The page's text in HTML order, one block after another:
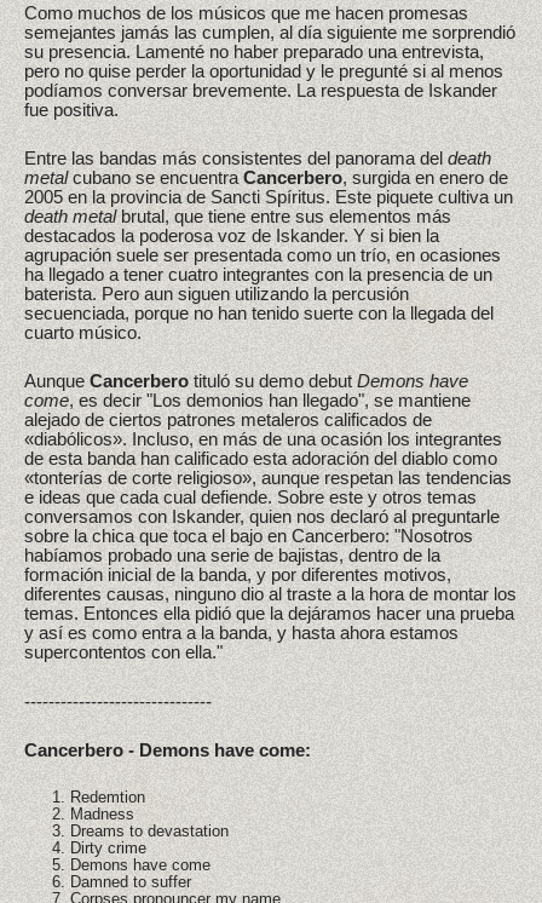
Como muchos de los músicos que me hacen promesas
semejantes jamás las cumplen, al día siguiente me sorprendió
su presencia. Lamenté no haber preparado una entrevista,
pero no quise perder la oportunidad y le pregunté si al menos
podíamos conversar brevemente. La respuesta de Iskander
fue positiva.
Entre las bandas más consistentes del panorama deldeath
metalcubano se encuentraCancerbero, surgida en enero de
2005 en la provincia de Sancti Spíritus. Este piquete cultiva un
death metalbrutal, que tiene entre sus elementos más
destacados la poderosa voz de Iskander. Y si bien la
agrupación suele ser presentada como un trío, en ocasiones
ha llegado a tener cuatro integrantes con la presencia de un
baterista. Pero aun siguen utilizando la percusión
secuenciada, porque no han tenido suerte con la llegada del
cuarto músico.
AunqueCancerberotituló su demo debutDemons have
come, es decir "Los demonios han llegado", se mantiene
alejado de ciertos patrones metaleros calificados de
«diabólicos». Incluso, en más de una ocasión los integrantes
de esta banda han calificado esta adoración del diablo como
«tonterías de corte religioso», aunque respetan las tendencias
e ideas que cada cual defiende. Sobre este y otros temas
conversamos con Iskander, quien nos declaró al preguntarle
sobre la chica que toca el bajo en Cancerbero: "Nosotros
habíamos probado una serie de bajistas, dentro de la
formación inicial de la banda, y por diferentes motivos,
diferentes causas, ninguno dio al traste a la hora de montar los
temas. Entonces ella pidió que la dejáramos hacer una prueba
y así es como entra a la banda, y hasta ahora estamos
supercontentos con ella."
-------------------------------
Cancerbero - Demons have come:
Redemtion
Madness
Dreams to devastation
Dirty crime
Demons have come
Damned to suffer
Corpses pronouncer my name